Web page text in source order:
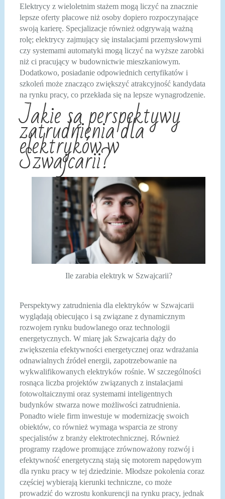
Elektrycy z wieloletnim stażem mogą liczyć na znacznie
lepsze oferty płacowe niż osoby dopiero rozpoczynające
swoją karierę. Specjalizacje również odgrywają ważną
rolę; elektrycy zajmujący się instalacjami przemysłowymi
czy systemami automatyki mogą liczyć na wyższe zarobki
niż ci pracujący w budownictwie mieszkaniowym.
Dodatkowo, posiadanie odpowiednich certyfikatów i
szkoleń może znacząco zwiększyć atrakcyjność kandydata
na rynku pracy, co przekłada się na lepsze wynagrodzenie.
Jakie są perspektywy
zatrudnienia dla
elektryków w
Szwajcarii?
Ile zarabia elektryk w Szwajcarii?
Perspektywy zatrudnienia dla elektryków w Szwajcarii
wyglądają obiecująco i są związane z dynamicznym
rozwojem rynku budowlanego oraz technologii
energetycznych. W miarę jak Szwajcaria dąży do
zwiększenia efektywności energetycznej oraz wdrażania
odnawialnych źródeł energii, zapotrzebowanie na
wykwalifikowanych elektryków rośnie. W szczególności
rosnąca liczba projektów związanych z instalacjami
fotowoltaicznymi oraz systemami inteligentnych
budynków stwarza nowe możliwości zatrudnienia.
Ponadto wiele firm inwestuje w modernizację swoich
obiektów, co również wymaga wsparcia ze strony
specjalistów z branży elektrotechnicznej. Również
programy rządowe promujące zrównoważony rozwój i
efektywność energetyczną stają się motorem napędowym
dla rynku pracy w tej dziedzinie. Młodsze pokolenia coraz
częściej wybierają kierunki techniczne, co może
prowadzić do wzrostu konkurencji na rynku pracy, jednak